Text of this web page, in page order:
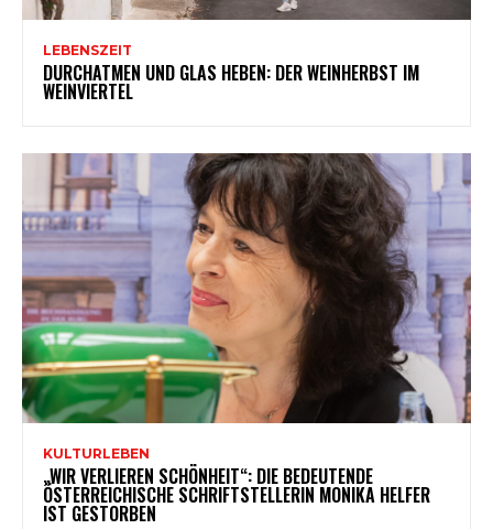
LEBENSZEIT
DURCHATMEN UND GLAS HEBEN: DER WEINHERBST IM
WEINVIERTEL
KULTURLEBEN
„WIR VERLIEREN SCHÖNHEIT“: DIE BEDEUTENDE
ÖSTERREICHISCHE SCHRIFTSTELLERIN MONIKA HELFER
IST GESTORBEN